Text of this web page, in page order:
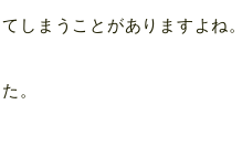
しまうことがありますよね。
。